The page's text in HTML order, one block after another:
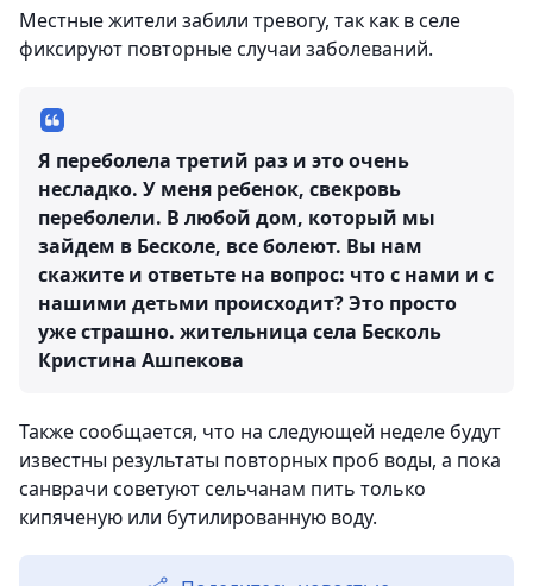
Местные жители забили тревогу, так как в селе
фиксируют повторные случаи заболеваний.
Я переболела третий раз и это очень
несладко. У меня ребенок, свекровь
переболели. В любой дом, который мы
зайдем в Бесколе, все болеют. Вы нам
скажите и ответьте на вопрос: что с нами и с
нашими детьми происходит? Это просто
уже страшно. жительница села Бесколь
Кристина Ашпекова
Также сообщается, что на следующей неделе будут
известны результаты повторных проб воды, а пока
санврачи советуют сельчанам пить только
кипяченую или бутилированную воду.